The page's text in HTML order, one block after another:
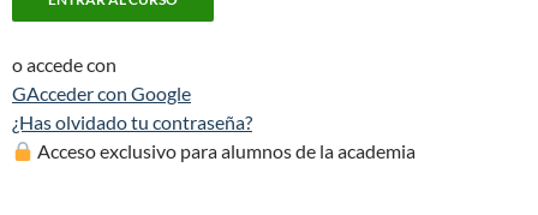
o accede con
GAcceder con Google
¿Has olvidado tu contraseña?
Acceso exclusivo para alumnos de la academia